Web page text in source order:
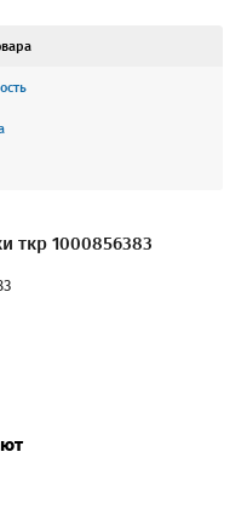
ткр 1000856383